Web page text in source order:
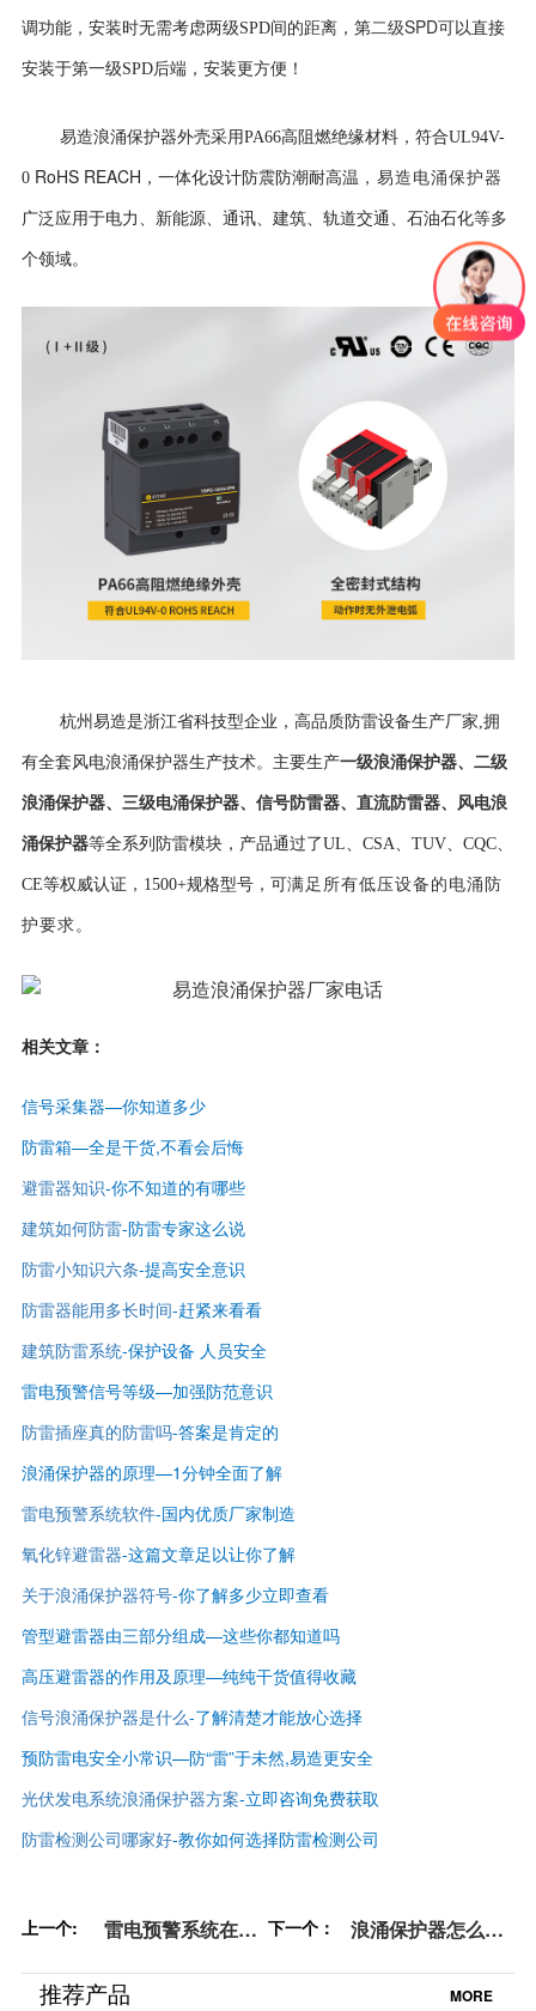
调功能，安装时无需考虑两级SPD间的距离，第二级SPD可以直接
安装于第一级SPD后端，安装更方便！
易造浪涌保护器外壳采用PA66高阻燃绝缘材料，符合UL94V-
0 RoHS REACH ，一体化设计防震防潮耐高温 ，易造电涌保护器
广泛应用于电力、新能源、通讯、建筑、轨道交通、石油石化等多
个领域。
杭州易造是浙江省科技型企业，高品质防雷设备生产厂家,拥
有全套风电浪涌保护器生产技术。主要生产一级浪涌保护器、 二级
浪涌保护器、 三级电涌保护器、 信号防雷器、 直流防雷器、
风电浪
涌保护器等全系列防雷模块，产品通过了UL、CSA、TUV、CQC、
CE等权威认证， 1500+规格型号，可满足所有低压设备的电涌防
护要求。
相关文章：
信号采集器—你知道多少
防雷箱—全是干货,不看会后悔
避雷器知识-你不知道的有哪些
建筑如何防雷-防雷专家这么说
防雷小知识六条-提高安全意识
防雷器能用多长时间-赶紧来看看
建筑防雷系统-保护设备 人员安全
雷电预警信号等级—加强防范意识
防雷插座真的防雷吗-答案是肯定的
浪涌保护器的原理—1分钟全面了解
雷电预警系统软件-国内优质厂家制造
氧化锌避雷器-这篇文章足以让你了解
关于浪涌保护器符号-你了解多少立即查看
管型避雷器由三部分组成—这些你都知道吗
高压避雷器的作用及原理—纯纯干货值得收藏
信号浪涌保护器是什么-了解清楚才能放心选择
预防雷电安全小常识—防“雷”于未然,易造更安全
光伏发电系统浪涌保护器方案-立即咨询免费获取
防雷检测公司哪家好-教你如何选择防雷检测公司
上一个:
雷电预警系统在化
几点【杭州易造】
下一个：
浪涌保护器怎么选
指导【杭州易造】
推荐产品 MORE